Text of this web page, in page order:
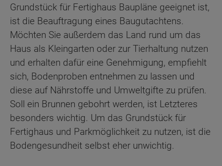
Grundstück für Fertighaus Baupläne geeignet ist,
ist die Beauftragung eines Baugutachtens.
Möchten Sie außerdem das Land rund um das
Haus als Kleingarten oder zur Tierhaltung nutzen
und erhalten dafür eine Genehmigung, empfiehlt
sich, Bodenproben entnehmen zu lassen und
diese auf Nährstoffe und Umweltgifte zu prüfen.
Soll ein Brunnen gebohrt werden, ist Letzteres
besonders wichtig. Um das Grundstück für
Fertighaus und Parkmöglichkeit zu nutzen, ist die
Bodengesundheit selbst eher unwichtig.